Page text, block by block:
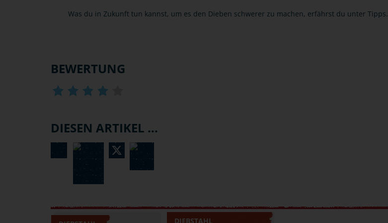
Was du in Zukunft tun kannst, um es den Dieben schwerer zu machen, erfährst du unter Tipps.
BEWERTUNG
DIESEN ARTIKEL ...
DIEBSTAHL